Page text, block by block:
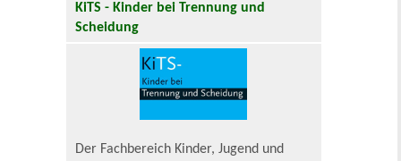
KiTS - Kinder bei Trennung und
Scheidung
Der Fachbereich Kinder, Jugend und